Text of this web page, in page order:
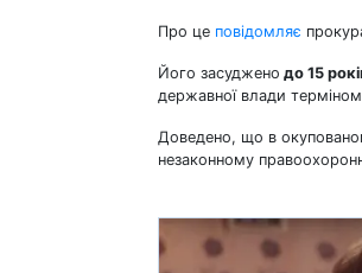
Про це повідомляє
Його засуджено до 15
державної влади терміном
Доведено, що в
незаконному